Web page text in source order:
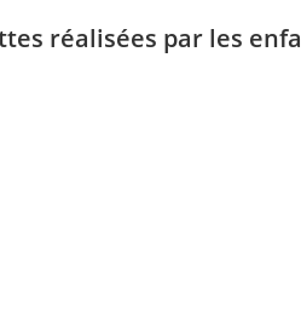
réalisées par les